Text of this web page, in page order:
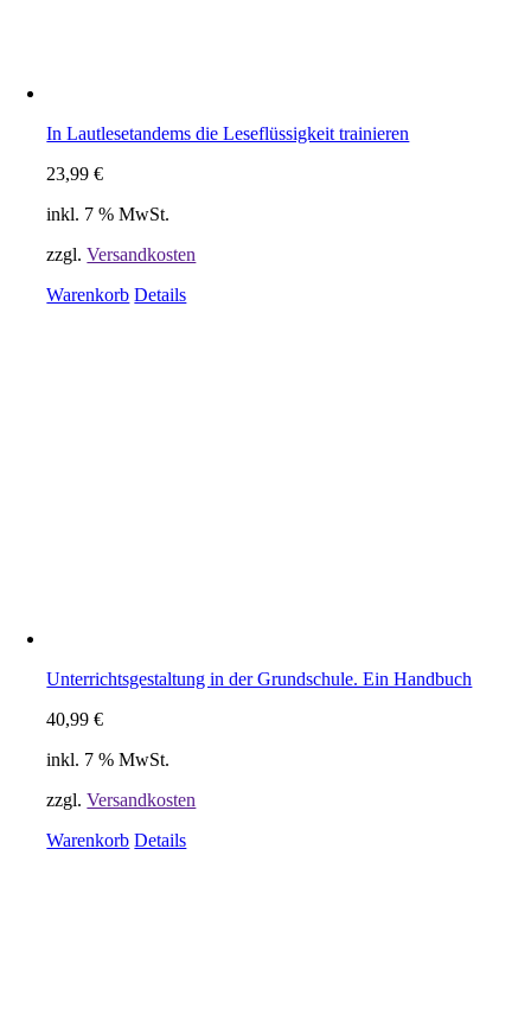
In Lautlesetandems die Leseflüssigkeit trainieren
23,99€
inkl. 7 % MwSt.
zzgl.Versandkosten
Warenkorb Details
Unterrichtsgestaltung in der Grundschule. Ein Handbuch
40,99€
inkl. 7 % MwSt.
zzgl.Versandkosten
Warenkorb Details